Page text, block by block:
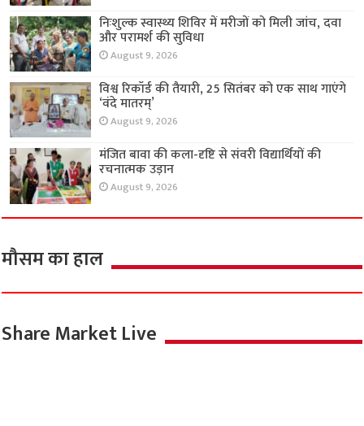
निःशुल्क स्वास्थ्य शिविर में मरीजों को मिली जांच, दवा
और परामर्श की सुविधा
August 9, 2026
विश्व रिकॉर्ड की तैयारी, 25 सितंबर को एक साथ गाएंगे
‘वंदे मातरम्’
August 9, 2026
मंजित बावा की कला-दृष्टि से संवरी विद्यार्थियों की
रचनात्मक उड़ान
August 9, 2026
मौसम का हाल
Share Market Live